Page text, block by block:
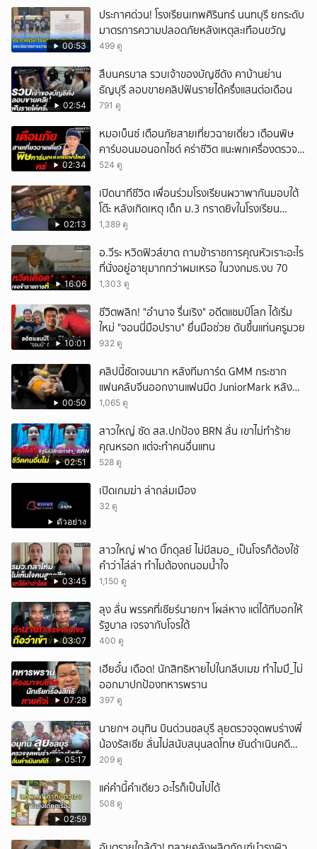
00:53
ประกาศด่วน! โรงเรียนเทพศิรินทร์ นนทบุรี ยกระดับ
มาตรการความปลอดภัยหลังเหตุสะเทือนขวัญ
499 ดู
02:54
สืบนครบาล รวบเจ้าของบัญชีดัง คาบ้านย่าน
ธัญบุรี ลอบขายคลิปฟันรายได้ครึ่งแสนต่อเดือน
791 ดู
02:34
หมอเบ็นซ์ เตือนภัยสายเที่ยวฉายเดี่ยว เตือนพิษ
คาร์บอนมอนอกไซด์ คร่าชีวิต แนะพกเครื่องตรวจ
วัดติดตัว
524 ดู
02:13
เปิดนาทีชีวิต เพื่อนร่วมโรงเรียนผวาพากันมอบใต้
โต๊ะ หลังเกิดเหตุ เด็ก ม.3 กราดยิvในโรงเรียน
เทพศิรินทร์นนท์ แบบไม่เลือกหน้า เสียงปืนดังสนั่น
1,389 ดู
16:06
อ.วีระ หวิดฟิวส์ขาด ถามข้าราชการคุณหัวเราะอะไร
ที่นั่งอยู่อายุมากกว่าผมเหรอ ในวงกมธ.งบ 70
1,303 ดู
10:01
ชีวิตพลิก! "อำนาจ รื่นเริง" อดีตแชมป์โลก ได้เริ่ม
ใหม่ "จอนนี่มือปราบ" ยื่นมือช่วย ดันขึ้นแท่นครูมวย
932 ดู
00:50
คลิปนี้ชัดเจนมาก หลังทีมการ์ด GMM กระชาก
แฟนคลับจีนออกงานแฟนมีต JuniorMark หลัง
ฝ่าฝืนกติกาจองคิว
1,065 ดู
02:51
สาวใหญ่ ซัด สส.ปกป้อง BRN ลั่น เขาไม่ทำร้าย
คุณหรอก แต่จะทำคนอื่นแทน
528 ดู
ตัวอย่าง
เปิดเกมฆ่า ล่าถล่มเมือง
32 ดู
03:45
สาวใหญ่ ฟาด บิ๊กดุลย์ ไม่มีสมอ_ เป็นโจรก็ต้องใช้
คำว่าไล่ล่า ทำไมต้องถนอมน้ำใจ
1,150 ดู
03:07
ลุง ลั่น พรรคที่เชียร์นายกฯ โผล่หาง แต่ได้ทีบอกให้
รัฐบาล เจรจากับโจรใต้
400 ดู
07:28
เฮียอั๋น เดือด! นักสิทธิหายไปในกลีบเมฆ ทำไมมึ_ไม่
ออกมาปกป้องทหารพราน
397 ดู
05:17
นายกฯ อนุทิน บินด่วนชลบุรี ลุยตรวจจุดพบร่างพี่
น้องรัสเซีย ลั่นไม่สนับสนุนลดโทษ ยันดำเนินคดี
ถึงที่สุด
209 ดู
02:59
แค่คำนี้คำเดียว อะไรก็เป็นไปได้
508 ดู